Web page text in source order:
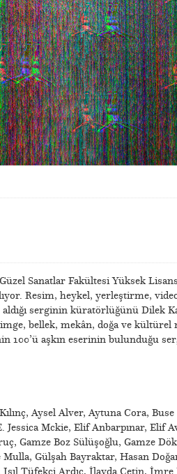
Sanatlar Fakültesi Yüksek
Resim, heykel, yerleştirme,
serginin küratörlüğünü Dilek
bellek, mekân, doğa ve
100’ü aşkın eserinin bulunduğu
Aysel Alver, Aytuna Cora,
Mckie, Elif Anbarpınar, Elif
Gamze Boz Sülüşoğlu, Gamze
Mulla, Gülşah Bayraktar, Hasan
Tüfekci Ardıç, İlayda Çetin, İmre